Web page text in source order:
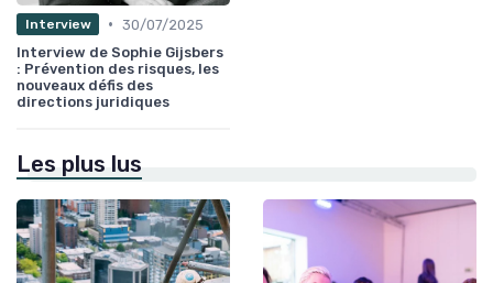
Interview • 30/07/2025
Interview de Sophie Gijsbers
: Prévention des risques, les
nouveaux défis des
directions juridiques
Les plus lus